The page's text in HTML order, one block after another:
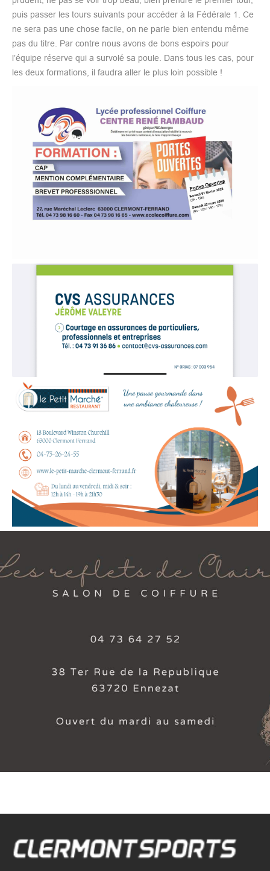
puis passer les tours suivants pour accéder à la Fédérale 1. Ce
ne sera pas une chose facile, on ne parle bien entendu même
pas du titre. Par contre nous avons de bons espoirs pour
l’équipe réserve qui a survolé sa poule. Dans tous les cas, pour
les deux formations, il faudra aller le plus loin possible !